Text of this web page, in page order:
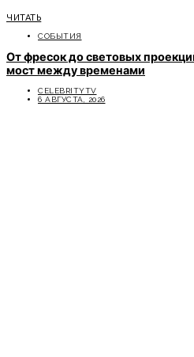
ЧИТАТЬ
СОБЫТИЯ
От фресок до световых
мост между временами
CELEBRITYTV
6 АВГУСТА, 2026